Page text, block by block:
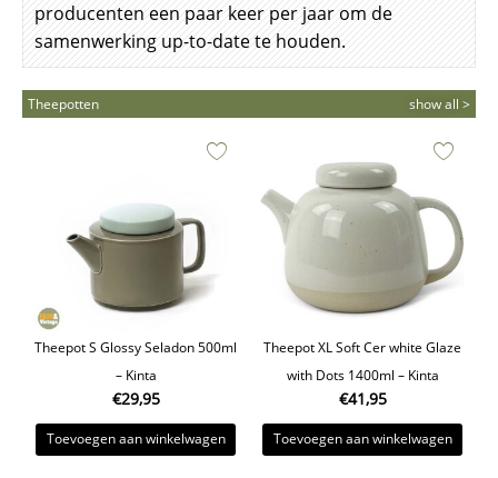
producenten een paar keer per jaar om de
samenwerking up-to-date te houden.
Theepotten show all >
Theepot S Glossy Seladon 500ml
– Kinta
€29,95
Toevoegen aan winkelwagen
Theepot XL Soft Cer white Glaze
with Dots 1400ml – Kinta
€41,95
Toevoegen aan winkelwagen